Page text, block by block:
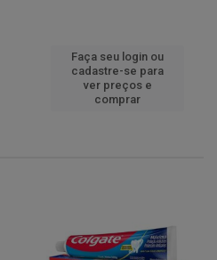
Faça seu login ou
cadastre-se para
ver preços e
comprar